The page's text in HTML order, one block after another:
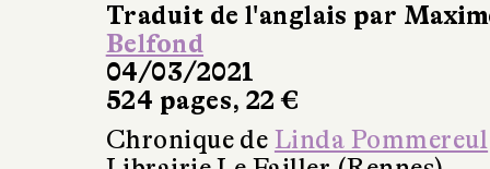
Traduit de l'anglais par
Belfond
04/03/2021
524 pages, 22 €
Chronique de Linda Pommereul